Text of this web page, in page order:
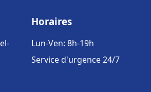
Horaires
Lun-Ven: 8h-19h
Service d'urgence 24/7